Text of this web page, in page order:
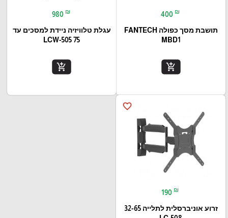
400 ₪
תושבת מסך כפולה FANTECH
MBD1
add_shopping_cart
980 ₪
עגלת טלוויזיה ניידת למסכים עד
75 LCW-505
add_shopping_cart
favorite_border
190 ₪
זרוע אוניברסלית לתלייה 32-65